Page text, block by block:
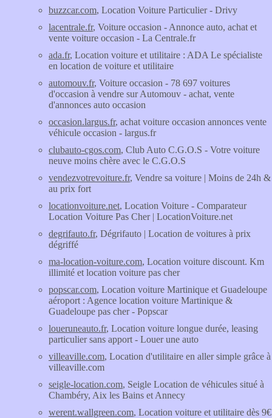
buzzcar.com, Location Voiture Particulier - Drivy
lacentrale.fr, Voiture occasion - Annonce auto, achat et
vente voiture occasion - La Centrale.fr
ada.fr, Location voiture et utilitaire : ADA Le spécialiste
en location de voiture et utilitaire
automouv.fr, Voiture occasion - 78 697 voitures
d'occasion à vendre sur Automouv - achat, vente
d'annonces auto occasion
occasion.largus.fr, achat voiture occasion annonces vente
véhicule occasion - largus.fr
clubauto-cgos.com, Club Auto C.G.O.S - Votre voiture
neuve moins chère avec le C.G.O.S
vendezvotrevoiture.fr, Vendre sa voiture | Moins de 24h &
au prix fort
locationvoiture.net, Location Voiture - Comparateur
Location Voiture Pas Cher | LocationVoiture.net
degrifauto.fr, Dégrifauto | Location de voitures à prix
dégriffé
ma-location-voiture.com, Location voiture discount. Km
illimité et location voiture pas cher
popscar.com, Location voiture Martinique et Guadeloupe
aéroport : Agence location voiture Martinique &
Guadeloupe pas cher - Popscar
loueruneauto.fr, Location voiture longue durée, leasing
particulier sans apport - Louer une auto
villeaville.com, Location d'utilitaire en aller simple grâce à
villeaville.com
seigle-location.com, Seigle Location de véhicules situé à
Chambéry, Aix les Bains et Annecy
werent.wallgreen.com, Location voiture et utilitaire dès 9€